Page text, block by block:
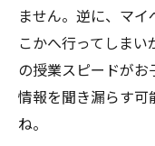
ません。逆に、マ
こかへ行ってしま
の授業スピードが
情報を聞き漏らす
ね。